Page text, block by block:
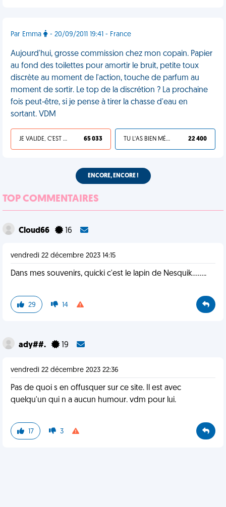
Par Emma - 20/09/2011 19:41 - France
Aujourd'hui, grosse commission chez mon copain. Papier
au fond des toilettes pour amortir le bruit, petite toux
discrète au moment de l'action, touche de parfum au
moment de sortir. Le top de la discrétion ? La prochaine
fois peut-être, si je pense à tirer la chasse d'eau en
sortant. VDM
JE VALIDE, C'EST UNE VDM 65 033 TU L'AS BIEN MÉRITÉ 22 400
ENCORE, ENCORE !
TOP COMMENTAIRES
Cloud66 16
vendredi 22 décembre 2023 14:15
Dans mes souvenirs, quicki c'est le lapin de Nesquik........
29 14
ady##. 19
vendredi 22 décembre 2023 22:36
Pas de quoi s en offusquer sur ce site. Il est avec
quelqu'un qui n a aucun humour. vdm pour lui.
17 3